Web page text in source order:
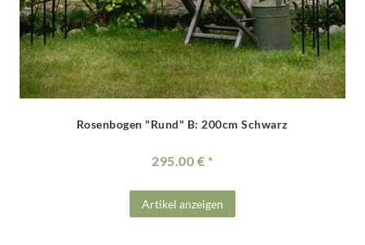
Rosenbogen "Rund" B: 200cm Schwarz
295.00 €
Artikel anzeigen